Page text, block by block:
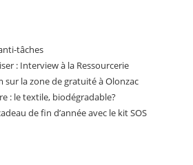
tâches
: Interview à la Ressourcerie
sur la zone de gratuité à Olonzac
: le textile, biodégradable?
de fin d’année avec le kit SOS